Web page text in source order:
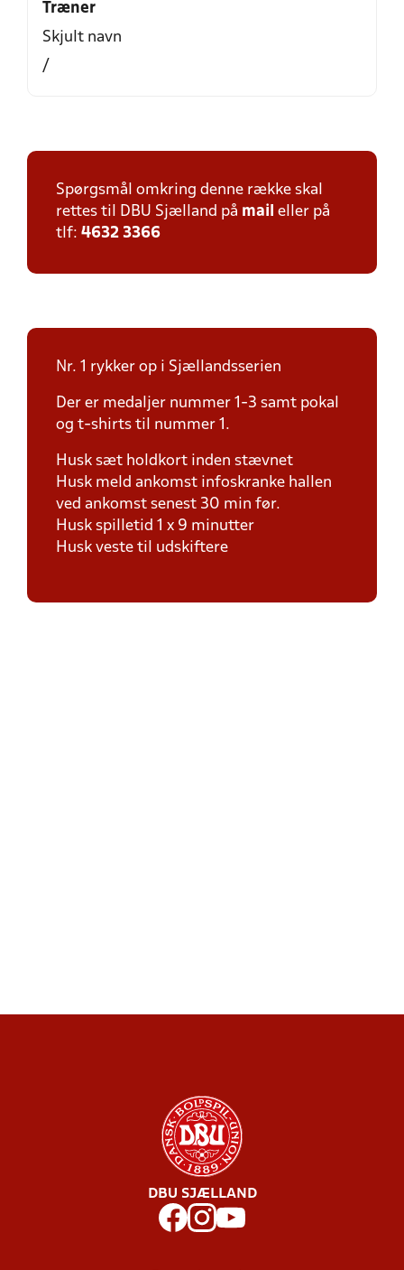
Træner
Skjult navn
/
Spørgsmål omkring denne række skal
rettes til DBU Sjælland på mail eller på
tlf: 4632 3366
Nr. 1 rykker op i Sjællandsserien
Der er medaljer nummer 1-3 samt pokal
og t-shirts til nummer 1.
Husk sæt holdkort inden stævnet
Husk meld ankomst infoskranke hallen
ved ankomst senest 30 min før.
Husk spilletid 1 x 9 minutter
Husk veste til udskiftere
DBU SJÆLLAND